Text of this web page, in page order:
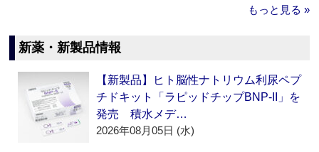
もっと見る »
新薬・新製品情報
【新製品】ヒト脳性ナトリウム利尿ペプ
チドキット「ラピッドチップBNP-II」を
発売 積水メデ…
2026年08月05日 (水)